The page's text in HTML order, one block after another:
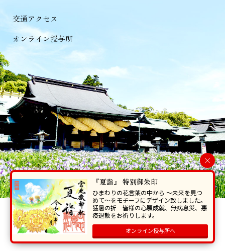
交通アクセス
オンライン授与所
当ホームページで掲載の写真・イラスト等を無断で転写･複製することを
禁じます。
Copyright © Miyajidake Jinjya , All Rights Reserved.
×
『夏詣』 特別御朱印
ひまわりの花言葉の中から 〜未来を見つ
めて〜をモチーフにデザイン致しました。
猛暑の折 皆様の心願成就、無病息災、悪
疫退散をお祈りします。
オンライン授与所へ